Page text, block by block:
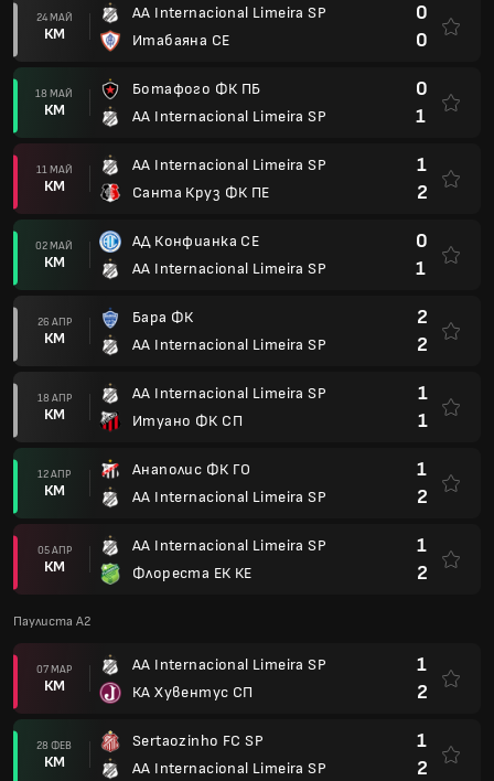
24 МАЙ
КМ
AA Internacional Limeira SP
Итабаяна СЕ
0
0
18 МАЙ
КМ
Ботафого ФК ПБ
AA Internacional Limeira SP
0
1
11 МАЙ
КМ
AA Internacional Limeira SP
Санта Круз ФК ПЕ
1
2
02 МАЙ
КМ
АД Конфианка СЕ
AA Internacional Limeira SP
0
1
26 АПР
КМ
Бара ФК
AA Internacional Limeira SP
2
2
18 АПР
КМ
AA Internacional Limeira SP
Итуано ФК СП
1
1
12 АПР
КМ
Анаполис ФК ГО
AA Internacional Limeira SP
1
2
05 АПР
КМ
AA Internacional Limeira SP
Флореста ЕК КЕ
1
2
Паулиста A2
07 МАР
КМ
AA Internacional Limeira SP
КА Хувентус СП
1
2
28 ФЕВ
КМ
Sertaozinho FC SP
AA Internacional Limeira SP
1
2